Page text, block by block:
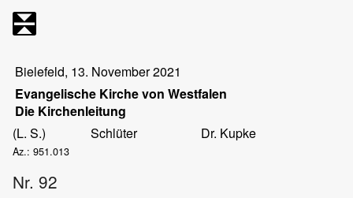
Bielefeld, 13. November 2021
Evangelische Kirche von Westfalen
Die Kirchenleitung
(L. S.)
Schlüter Dr. Kupke
Az.: 951.013
Nr. 92